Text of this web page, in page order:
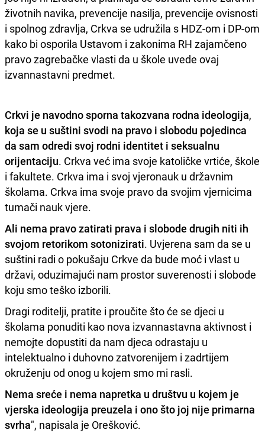
životnih navika, prevencije nasilja, prevencije ovisnosti
i spolnog zdravlja, Crkva se udružila s HDZ-om i DP-om
kako bi osporila Ustavom i zakonima RH zajamčeno
pravo zagrebačke vlasti da u škole uvede ovaj
izvannastavni predmet.
Crkvi je navodno sporna takozvana rodna ideologija,
koja se u suštini svodi na pravo i slobodu pojedinca
da sam odredi svoj rodni identitet i seksualnu
orijentaciju. Crkva već ima svoje katoličke vrtiće, škole
i fakultete. Crkva ima i svoj vjeronauk u državnim
školama. Crkva ima svoje pravo da svojim vjernicima
tumači nauk vjere.
Ali nema pravo zatirati prava i slobode drugih niti ih
svojom retorikom sotonizirati. Uvjerena sam da se u
suštini radi o pokušaju Crkve da bude moć i vlast u
državi, oduzimajući nam prostor suverenosti i slobode
koju smo teško izborili.
Dragi roditelji, pratite i proučite što će se djeci u
školama ponuditi kao nova izvannastavna aktivnost i
nemojte dopustiti da nam djeca odrastaju u
intelektualno i duhovno zatvorenijem i zadrtijem
okruženju od onog u kojem smo mi rasli.
Nema sreće i nema napretka u društvu u kojem je
vjerska ideologija preuzela i ono što joj nije primarna
svrha", napisala je Orešković.